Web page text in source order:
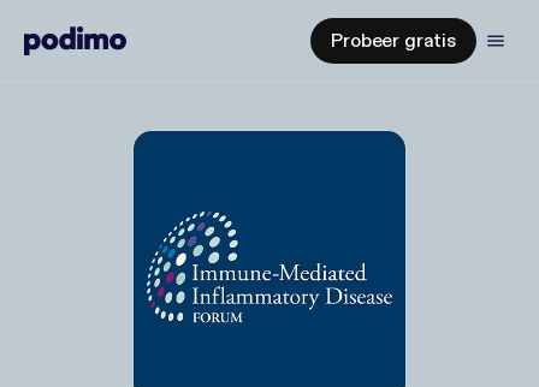
Probeer gratis